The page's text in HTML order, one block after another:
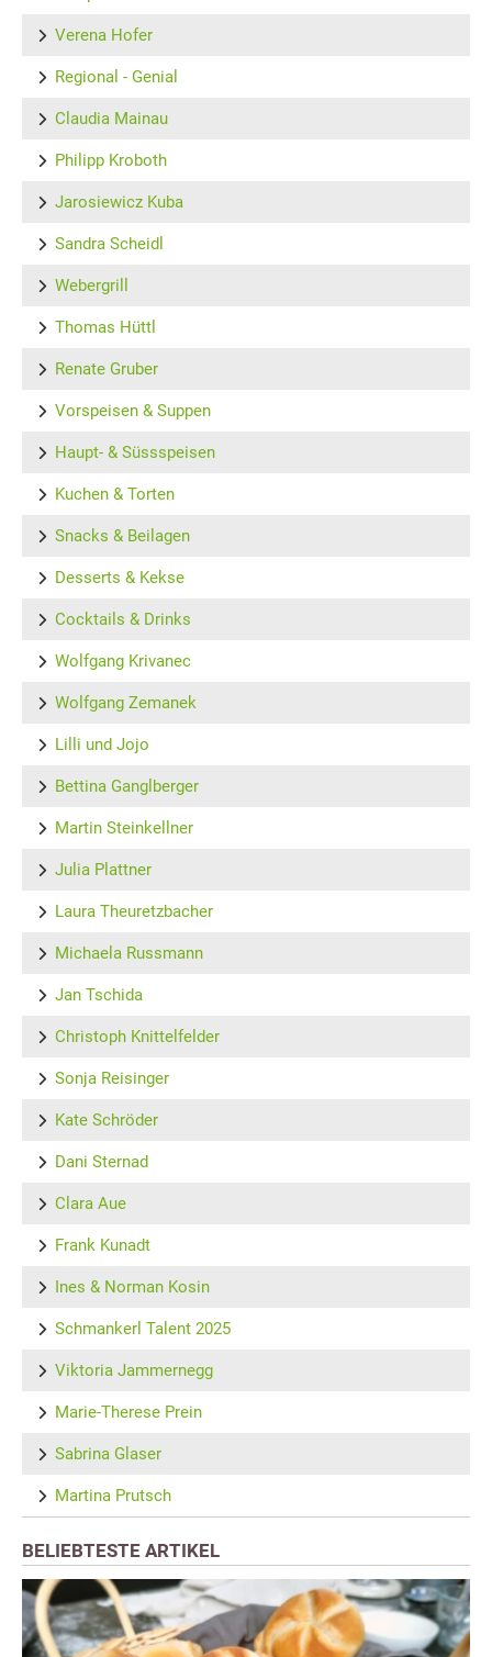
Verena Hofer
Regional - Genial
Claudia Mainau
Philipp Kroboth
Jarosiewicz Kuba
Sandra Scheidl
Webergrill
Thomas Hüttl
Renate Gruber
Vorspeisen & Suppen
Haupt- & Süssspeisen
Kuchen & Torten
Snacks & Beilagen
Desserts & Kekse
Cocktails & Drinks
Wolfgang Krivanec
Wolfgang Zemanek
Lilli und Jojo
Bettina Ganglberger
Martin Steinkellner
Julia Plattner
Laura Theuretzbacher
Michaela Russmann
Jan Tschida
Christoph Knittelfelder
Sonja Reisinger
Kate Schröder
Dani Sternad
Clara Aue
Frank Kunadt
Ines & Norman Kosin
Schmankerl Talent 2025
Viktoria Jammernegg
Marie-Therese Prein
Sabrina Glaser
Martina Prutsch
BELIEBTESTE ARTIKEL